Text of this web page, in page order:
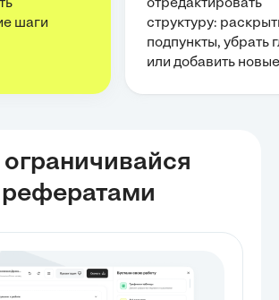
шаги
отредактировать
структуру:
подпункты, убрать
или добавить новые
рефератами